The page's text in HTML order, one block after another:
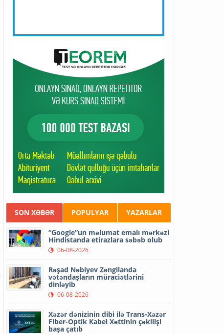
SON XƏBƏR POPULYAR YAZARLAR
“Google”un məlumat emalı mərkəzi
Hindistanda etirazlara səbəb olub
06-08-2026
Rəşad Nəbiyev Zəngilanda
vətəndaşların müraciətlərini
dinləyib
06-08-2026
Xəzər dənizinin dibi ilə Trans-Xəzər
Fiber-Optik Kabel Xəttinin çəkilişi
başa çatıb